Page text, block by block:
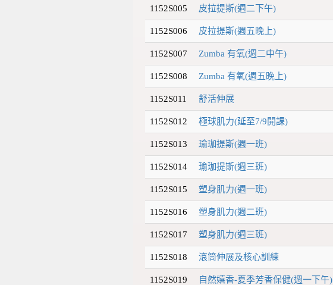
1152S005 皮拉提斯(週二下午)
1152S006 皮拉提斯(週五晚上)
1152S007 Zumba 有氧(週二中午)
1152S008 Zumba 有氧(週五晚上)
1152S011 舒活伸展
1152S012 極球肌力(延至7/9開課)
1152S013 瑜珈提斯(週一班)
1152S014 瑜珈提斯(週三班)
1152S015 塑身肌力(週一班)
1152S016 塑身肌力(週二班)
1152S017 塑身肌力(週三班)
1152S018 滾筒伸展及核心訓練
1152S019 自然嬉香-夏季芳香保健(週一下午)